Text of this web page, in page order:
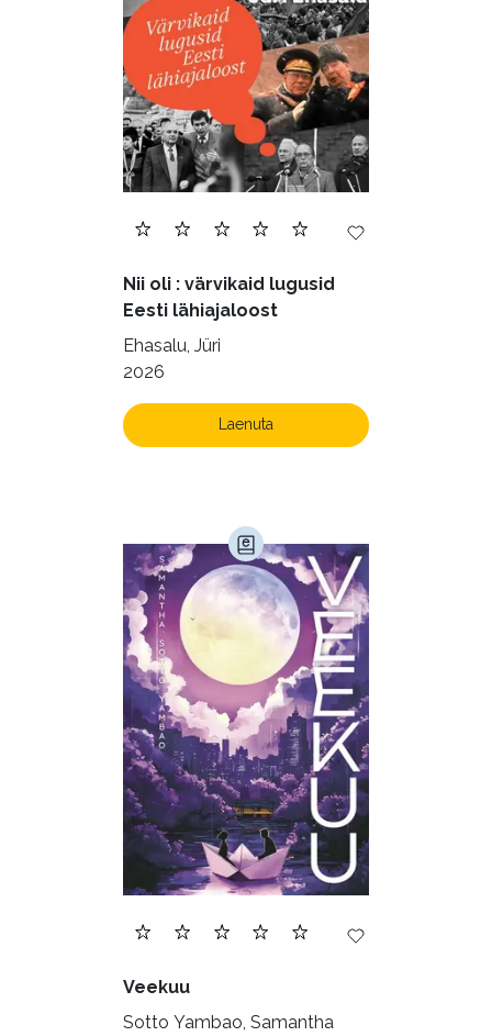
Nii oli : värvikaid lugusid
Eesti lähiajaloost
Ehasalu, Jüri
2026
Laenuta
Veekuu
Sotto Yambao, Samantha